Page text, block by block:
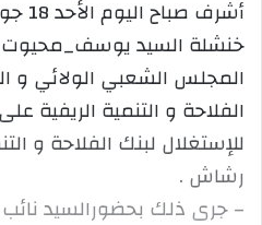
ى
X
ي
د
إ
ك
ر
خنشلة السيد يوسف_محيوت
المجلس الشعبي الولائي و
الفلاحة و التنمية الريفية
للإستغلال لبنك الفلاحة و
رشاش .
– جرى ذلك بحضورالسيد نائب